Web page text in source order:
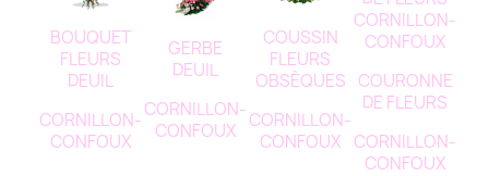
BOUQUET
FLEURS
DEUIL
CORNILLON-
CONFOUX
GERBE
DEUIL
CORNILLON-
CONFOUX
COUSSIN
FLEURS
OBSÈQUES
CORNILLON-
CONFOUX
COURONNE
DE FLEURS
CORNILLON-
CONFOUX